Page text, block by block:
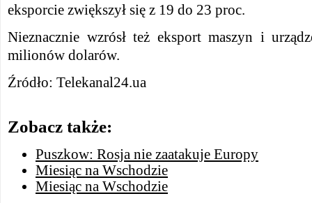
eksporcie zwiększył się z 19 do 23 proc.
Nieznacznie wzrósł też eksport maszyn i
milionów dolarów.
Źródło: Telekanal24.ua
Zobacz także:
Puszkow: Rosja nie zaatakuje Europy
Miesiąc na Wschodzie
Miesiąc na Wschodzie